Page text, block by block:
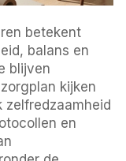
betekent
balans en
blijven
kijken
zelfredzaamheid
en